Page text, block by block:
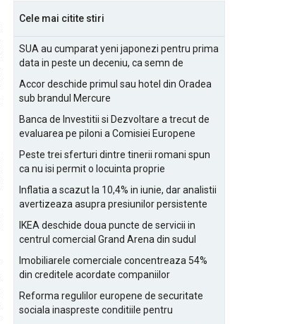
Cele mai citite stiri
SUA au cumparat yeni japonezi pentru prima
data in peste un deceniu, ca semn de
Accor deschide primul sau hotel din Oradea
sub brandul Mercure
Banca de Investitii si Dezvoltare a trecut de
evaluarea pe piloni a Comisiei Europene
Peste trei sferturi dintre tinerii romani spun
ca nu isi permit o locuinta proprie
Inflatia a scazut la 10,4% in iunie, dar analistii
avertizeaza asupra presiunilor persistente
IKEA deschide doua puncte de servicii in
centrul comercial Grand Arena din sudul
Imobiliarele comerciale concentreaza 54%
din creditele acordate companiilor
Reforma regulilor europene de securitate
sociala inaspreste conditiile pentru